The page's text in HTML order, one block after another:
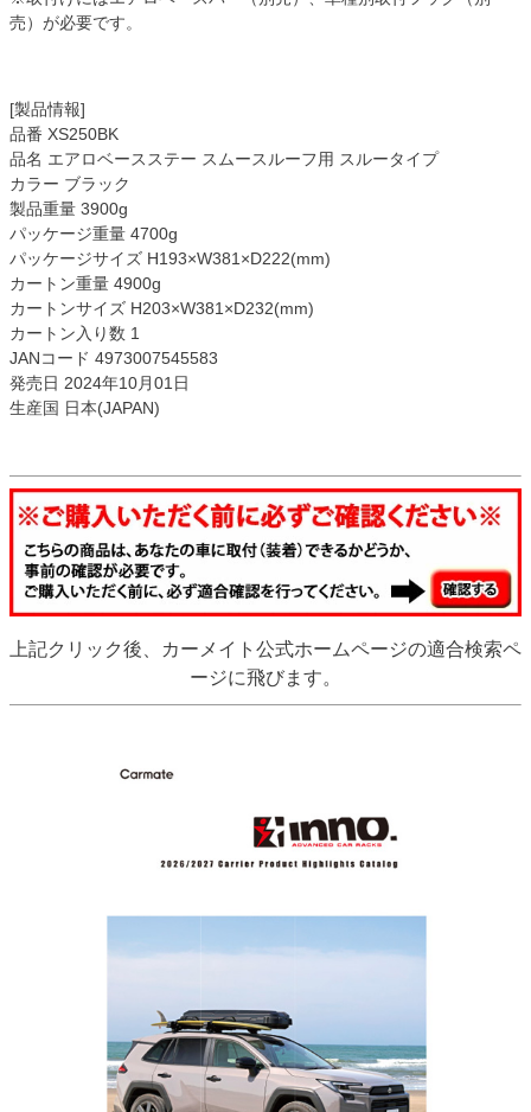
売）が必要です。
[製品情報]
品番 XS250BK
品名 エアロベースステー スムースルーフ用 スルータイプ
カラー ブラック
製品重量 3900g
パッケージ重量 4700g
パッケージサイズ H193×W381×D222(mm)
カートン重量 4900g
カートンサイズ H203×W381×D232(mm)
カートン入り数 1
JANコード 4973007545583
発売日 2024年10月01日
生産国 日本(JAPAN)
上記クリック後、カーメイト公式ホームページの適合検索ペ
ージに飛びます。